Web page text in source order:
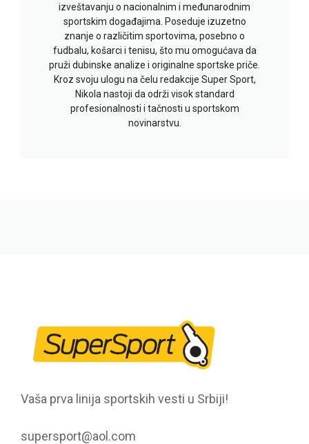
izveštavanju o nacionalnim i međunarodnim
sportskim događajima. Poseduje izuzetno
znanje o različitim sportovima, posebno o
fudbalu, košarci i tenisu, što mu omogućava da
pruži dubinske analize i originalne sportske priče.
Kroz svoju ulogu na čelu redakcije Super Sport,
Nikola nastoji da održi visok standard
profesionalnosti i tačnosti u sportskom
novinarstvu.
Vaša prva linija sportskih vesti u Srbiji!
supersport@aol.com